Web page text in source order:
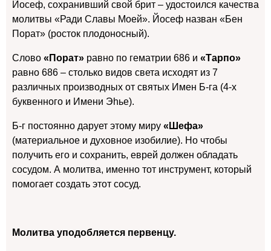
Йосеф, сохранивший свой брит – удостоился качества
молитвы «Ради Славы Моей». Йосеф назван «Бен
Порат» (росток плодоносный).
Слово «Порат» равно по гематрии 686 и «Тарпо»
равно 686 – столько видов света исходят из 7
различных производных от святых Имен Б-га (4-х
буквенного и Имени Эhье).
Б-г постоянно дарует этому миру «Шефа»
(материальное и духовное изобилие). Но чтобы
получить его и сохранить, еврей должен обладать
сосудом. А молитва, именно тот инструмент, который
помогает создать этот сосуд.
Молитва уподобляется первенцу.